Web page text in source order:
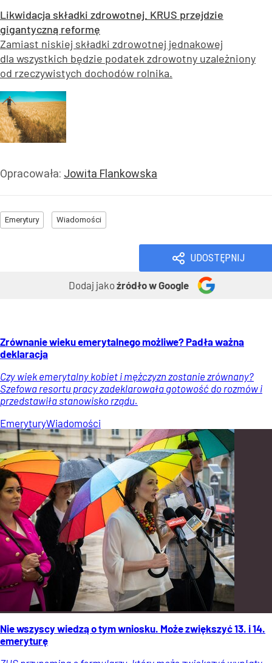
Likwidacja składki zdrowotnej. KRUS przejdzie
gigantyczną reformę
Zamiast niskiej składki zdrowotnej jednakowej
dla wszystkich będzie podatek zdrowotny uzależniony
od rzeczywistych dochodów rolnika.
Opracowała: Jowita Flankowska
Emerytury Wiadomości
UDOSTĘPNIJ
Dodaj jakoźródło w Google
Zrównanie wieku emerytalnego możliwe? Padła ważna
deklaracja
Czy wiek emerytalny kobiet i mężczyzn zostanie zrównany?
Szefowa resortu pracy zadeklarowała gotowość do rozmów i
przedstawiła stanowisko rządu.
EmeryturyWiadomości
Nie wszyscy wiedzą o tym wniosku. Może zwiększyć 13. i 14.
emeryturę